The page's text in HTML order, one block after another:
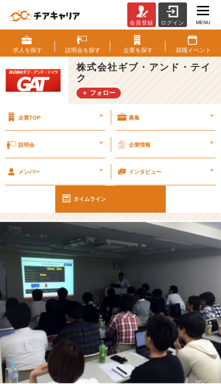
社
の
社
員
は
私
の
で
エ
ア
社
員
9
験
ス
ト
会
社
で
会員登録 ログイン MENU
求人を探す 説明会を探す 企業を探す 就職イベント
株式会社ギブ・アンド・テイ
ク
＋ フォロー
企業TOP > 募集 >
説明会 > 企業情報 >
メンバー > インタビュー >
タイムライン